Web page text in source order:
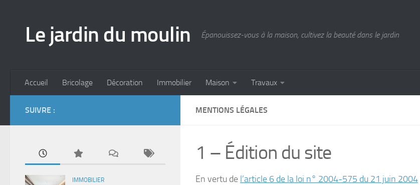
Le jardin du moulin Épanouissez-vous à la maison, cultivez la beauté dans le jardin
Accueil Bricolage Décoration Immobilier Maison Travaux
MENTIONS LÉGALES
1 – Édition du site
En vertu de l’article 6 de la loi n° 2004-575 du 21 juin 2004
SUIVRE :
IMMOBILIER